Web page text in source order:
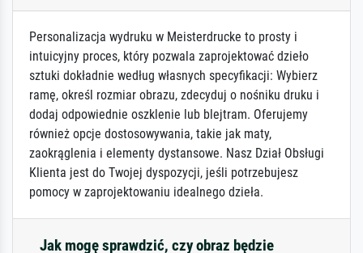
Personalizacja wydruku w Meisterdrucke to prosty i
intuicyjny proces, który pozwala zaprojektować dzieło
sztuki dokładnie według własnych specyfikacji: Wybierz
ramę, określ rozmiar obrazu, zdecyduj o nośniku druku i
dodaj odpowiednie oszklenie lub blejtram. Oferujemy
również opcje dostosowywania, takie jak maty,
zaokrąglenia i elementy dystansowe. Nasz Dział Obsługi
Klienta jest do Twojej dyspozycji, jeśli potrzebujesz
pomocy w zaprojektowaniu idealnego dzieła.
Jak mogę sprawdzić, czy obraz będzie